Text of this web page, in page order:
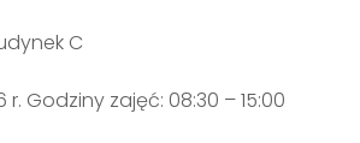
C
Godziny zajęć: 08:30 – 15:00